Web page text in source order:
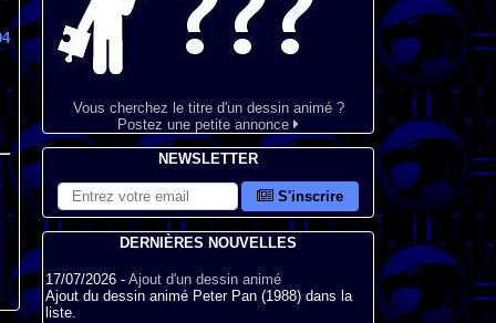
Vous cherchez le titre d'un dessin animé ?
Postez une petite annonce
NEWSLETTER
S'inscrire
DERNIÈRES NOUVELLES
17/07/2026 - Ajout d'un dessin animé
Ajout du dessin animé Peter Pan (1988) dans la
liste.